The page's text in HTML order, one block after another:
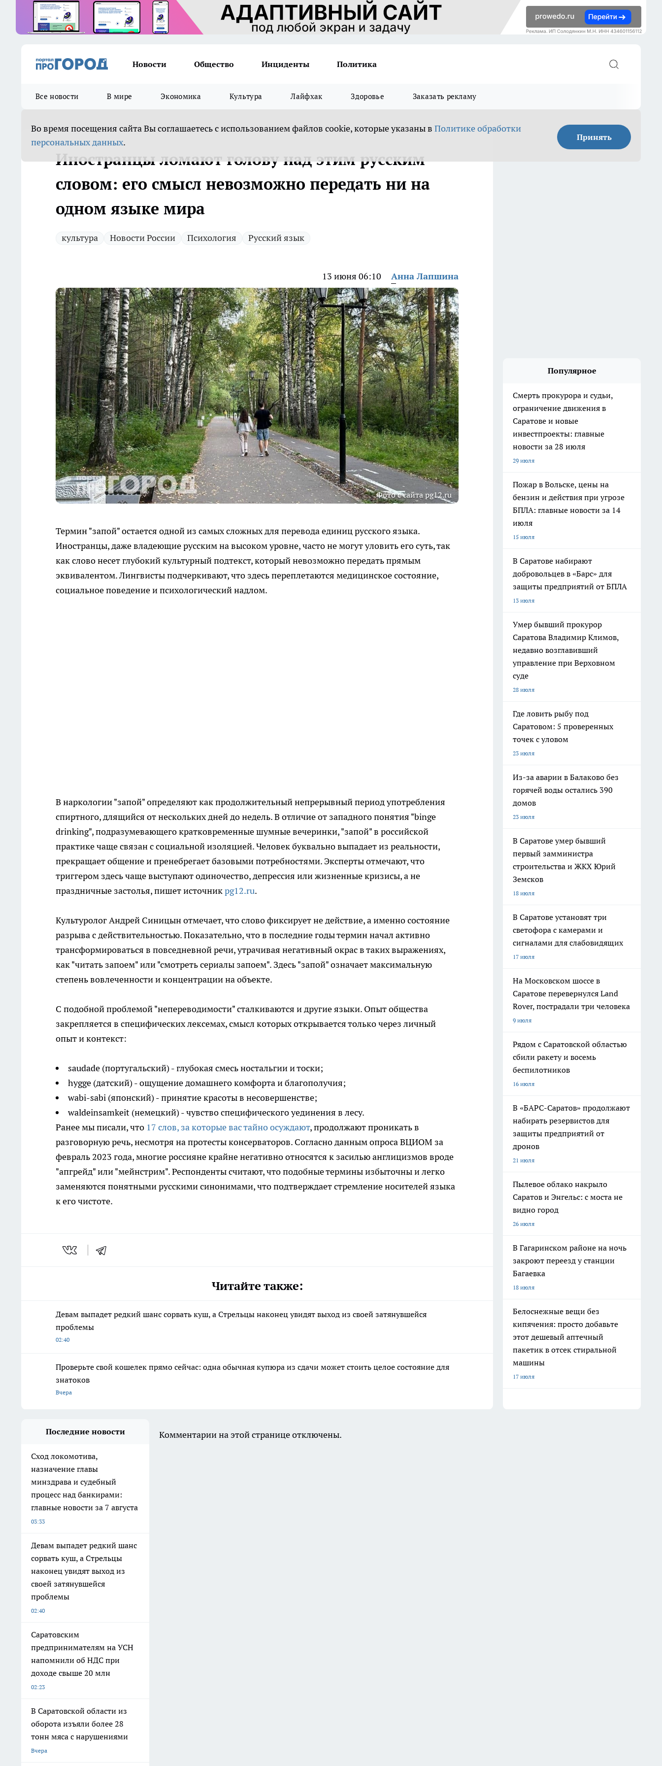
Новости Общество Инциденты Политика
Все новости В мире Экономика Культура Лайфхак Здоровье Заказать рекламу
Во время посещения сайта Вы соглашаетесь с использованием файлов cookie, которые указаны в Политике обработки
персональных данных. Принять
Иностранцы ломают голову над этим русским
словом: его смысл невозможно передать ни на
одном языке мира
культура Новости России Психология Русский язык
13 июня 06:10 Анна Лапшина
Фото с сайта pg12.ru
Термин "запой" остается одной из самых сложных для перевода единиц русского языка.
Иностранцы, даже владеющие русским на высоком уровне, часто не могут уловить его суть, так
как слово несет глубокий культурный подтекст, который невозможно передать прямым
эквивалентом. Лингвисты подчеркивают, что здесь переплетаются медицинское состояние,
социальное поведение и психологический надлом.
В наркологии "запой" определяют как продолжительный непрерывный период употребления
спиртного, длящийся от нескольких дней до недель. В отличие от западного понятия "binge
drinking", подразумевающего кратковременные шумные вечеринки, "запой" в российской
практике чаще связан с социальной изоляцией. Человек буквально выпадает из реальности,
прекращает общение и пренебрегает базовыми потребностями. Эксперты отмечают, что
триггером здесь чаще выступают одиночество, депрессия или жизненные кризисы, а не
праздничные застолья, пишет источникpg12.ru.
Культуролог Андрей Синицын отмечает, что слово фиксирует не действие, а именно состояние
разрыва с действительностью. Показательно, что в последние годы термин начал активно
трансформироваться в повседневной речи, утрачивая негативный окрас в таких выражениях,
как "читать запоем" или "смотреть сериалы запоем". Здесь "запой" означает максимальную
степень вовлеченности и концентрации на объекте.
С подобной проблемой "непереводимости" сталкиваются и другие языки. Опыт общества
закрепляется в специфических лексемах, смысл которых открывается только через личный
опыт и контекст:
saudade (португальский) - глубокая смесь ностальгии и тоски;
hygge (датский) - ощущение домашнего комфорта и благополучия;
wabi-sabi (японский) - принятие красоты в несовершенстве;
waldeinsamkeit (немецкий) - чувство специфического уединения в лесу.
Ранее мы писали, что 17 слов, за которые вас тайно осуждают, продолжают проникать в
разговорную речь, несмотря на протесты консерваторов. Согласно данным опроса ВЦИОМ за
февраль 2023 года, многие россияне крайне негативно относятся к засилью англицизмов вроде
"апгрейд" или "мейнстрим". Респонденты считают, что подобные термины избыточны и легко
заменяются понятными русскими синонимами, что подтверждает стремление носителей языка
к его чистоте.
Читайте также:
Девам выпадет редкий шанс сорвать куш, а Стрельцы наконец увидят выход из своей затянувшейся
проблемы
02:40
Проверьте свой кошелек прямо сейчас: одна обычная купюра из сдачи может стоить целое состояние для
знатоков
Вчера
Популярное
Смерть прокурора и судьи,
ограничение движения в
Саратове и новые
инвестпроекты: главные
новости за 28 июля
29 июля
Пожар в Вольске, цены на
бензин и действия при угрозе
БПЛА: главные новости за 14
июля
15 июля
В Саратове набирают
добровольцев в «Барс» для
защиты предприятий от БПЛА
13 июля
Умер бывший прокурор
Саратова Владимир Климов,
недавно возглавивший
управление при Верховном
суде
28 июля
Где ловить рыбу под
Саратовом: 5 проверенных
точек с уловом
23 июля
Из-за аварии в Балаково без
горячей воды остались 390
домов
23 июля
В Саратове умер бывший
первый замминистра
строительства и ЖКХ Юрий
Земсков
18 июля
В Саратове установят три
светофора с камерами и
сигналами для слабовидящих
17 июля
На Московском шоссе в
Саратове перевернулся Land
Rover, пострадали три человека
9 июля
Рядом с Саратовской областью
сбили ракету и восемь
беспилотников
16 июля
В «БАРС-Саратов» продолжают
набирать резервистов для
защиты предприятий от
дронов
21 июля
Пылевое облако накрыло
Саратов и Энгельс: с моста не
видно город
26 июля
В Гагаринском районе на ночь
закроют переезд у станции
Багаевка
18 июля
Белоснежные вещи без
кипячения: просто добавьте
этот дешевый аптечный
пакетик в отсек стиральной
машины
17 июля
Последние новости
Сход локомотива,
назначение главы
минздрава и судебный
процесс над банкирами:
главные новости за 7 августа
03:33
Девам выпадет редкий шанс
сорвать куш, а Стрельцы
наконец увидят выход из
своей затянувшейся
проблемы
02:40
Саратовским
предпринимателям на УСН
напомнили об НДС при
доходе свыше 20 млн
02:23
В Саратовской области из
оборота изъяли более 28
тонн мяса с нарушениями
Вчера
Комментарии на этой странице отключены.